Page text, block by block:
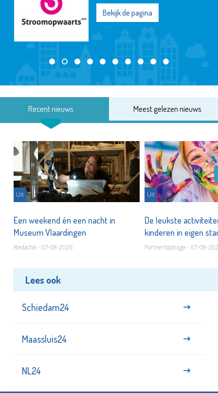
Bekijk de pagina
Recent nieuws Meest gelezen nieuws
Uit
Een weekend én een nacht in
Museum Vlaardingen
Redactie - 07-08-2026
Uit
De leukste
kinderen in eigen
Partnerbijdrage - 07-08-
Lees ook
Schiedam24
Maassluis24
NL24